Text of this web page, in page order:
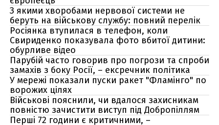
З якими хворобами нервової системи не
беруть на військову службу: повний перелік
Росіянка втупилася в телефон, коли
Свириденко показувала фото вбитої дитини:
обурливе відео
Парубій часто говорив про погрози та спроби
замахів з боку Росії, – ексречник політика
У мережі показали пуски ракет "Фламінго" по
ворожих цілях
Військові пояснили, чи вдалося захисникам
повністю зачистити виступ під Добропіллям
Перші 72 години є критичними, –